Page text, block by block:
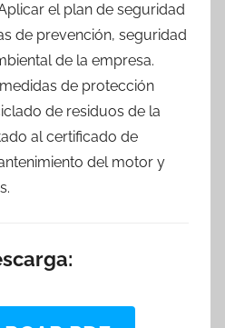
el plan de seguridad
de prevención, seguridad
de la empresa.
de protección
de residuos de la
al certificado de
del motor y